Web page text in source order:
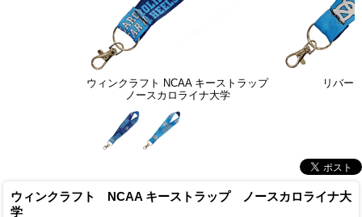
ウィンクラフト NCAA キーストラップ
ノースカロライナ大学
リバー
ウィンクラフト NCAA キーストラップ ノースカロライナ大
学